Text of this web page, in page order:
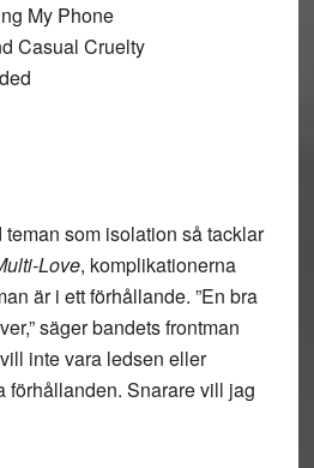
My Phone
Casual Cruelty
som isolation så tacklar
Love, komplikationerna
är i ett förhållande. ”En bra
säger bandets frontman
inte vara ledsen eller
förhållanden. Snarare vill jag